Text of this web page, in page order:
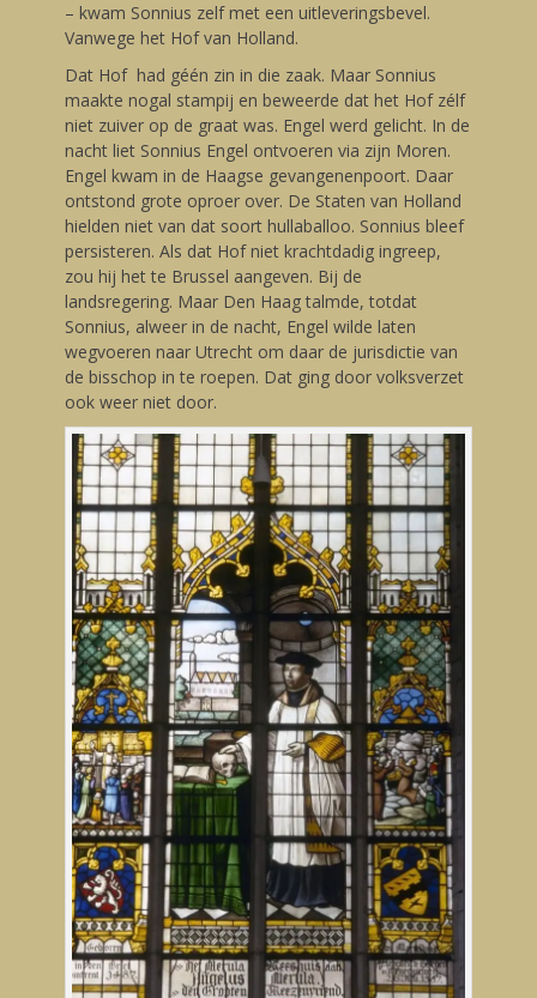
– kwam Sonnius zelf met een uitleveringsbevel.
Vanwege het Hof van Holland.
Dat Hof had géén zin in die zaak. Maar Sonnius
maakte nogal stampij en beweerde dat het Hof zélf
niet zuiver op de graat was. Engel werd gelicht. In de
nacht liet Sonnius Engel ontvoeren via zijn Moren.
Engel kwam in de Haagse gevangenenpoort. Daar
ontstond grote oproer over. De Staten van Holland
hielden niet van dat soort hullaballoo. Sonnius bleef
persisteren. Als dat Hof niet krachtdadig ingreep,
zou hij het te Brussel aangeven. Bij de
landsregering. Maar Den Haag talmde, totdat
Sonnius, alweer in de nacht, Engel wilde laten
wegvoeren naar Utrecht om daar de jurisdictie van
de bisschop in te roepen. Dat ging door volksverzet
ook weer niet door.